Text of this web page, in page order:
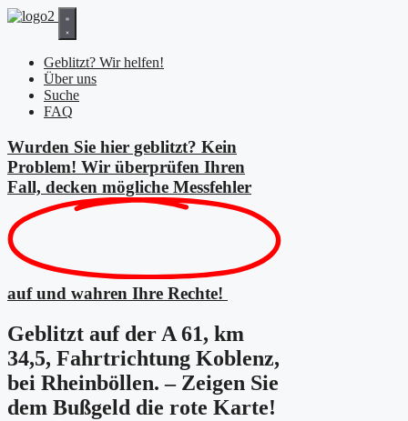
Zum
Geblitzt? Wir helfen!
Über uns
Suche
FAQ
Wurden Sie hier geblitzt? Kein
Problem! Wir überprüfen Ihren
Fall, decken mögliche Messfehler
auf und wahren Ihre Rechte!
Geblitzt auf der A 61, km
34,5, Fahrtrichtung Koblenz,
bei Rheinböllen. – Zeigen Sie
dem Bußgeld die rote Karte!